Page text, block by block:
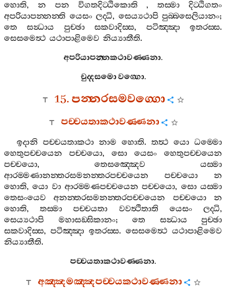
හොති, න පන විගතදිට‍්ඨිකොති ,තස‍්මා
දිට‍්ඨිගතං
අපරියාපන‍්නන‍්ති යෙසං ලද‍්ධි, සෙය්‍යථාපි පුබ‍්බසෙලියානං;
තෙ
සන්‍ධාය පුච‍්ඡා සකවාදිස‍්ස, පටිඤ‍්ඤා ඉතරස‍්ස.
සෙසමෙත්‍ථ යථාපාළිමෙව නිය්‍යාතීති.
අපරියාපන‍්නකථාවණ‍්ණනා.
චුද‍්දසමොවග‍්ගො.
15.පන‍්නරසමවග‍්ගො
පච‍්චයතාකථාවණ‍්ණනා
ඉදානි පච‍්චයතාකථා නාම හොති. තත්‍ථ යො ධම‍්මො
හෙතුපච‍්චයෙන
පච‍්චයො, සො යෙසං
හෙතුපච‍්චයෙන
පච‍්චයො, තෙසඤ‍්ඤෙව
යස‍්මා
ආරම‍්මණානන‍්තරසමනන‍්තරපච‍්චයෙන
පච‍්චයො
න
හොති,යො වා ආරම‍්මණපච‍්චයෙන පච‍්චයො, සො යස‍්මා
තෙසංයෙව
අනන‍්තරසමනන‍්තරපච‍්චයෙන පච‍්චයො
න
හොති,තස‍්මා පච‍්චයතා වවත්‍ථිතාති යෙසං ලද‍්ධි,
සෙය්‍යථාපි
මහාසඞ‍්ඝිකානං; තෙ සන්‍ධාය
පුච‍්ඡා
සකවාදිස‍්ස, පටිඤ‍්ඤා ඉතරස‍්ස. සෙසමෙත්‍ථ යථාපාළිමෙව
නිය්‍යාතීති.
පච‍්චයතාකථාවණ‍්ණනා.
අඤ‍්ඤමඤ‍්ඤපච‍්චයකථාවණ‍්ණනා